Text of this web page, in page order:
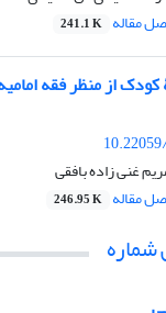
مقاله 241.1 K
از منظر فقه
غنی زاده بافقی
مقاله 246.95 K